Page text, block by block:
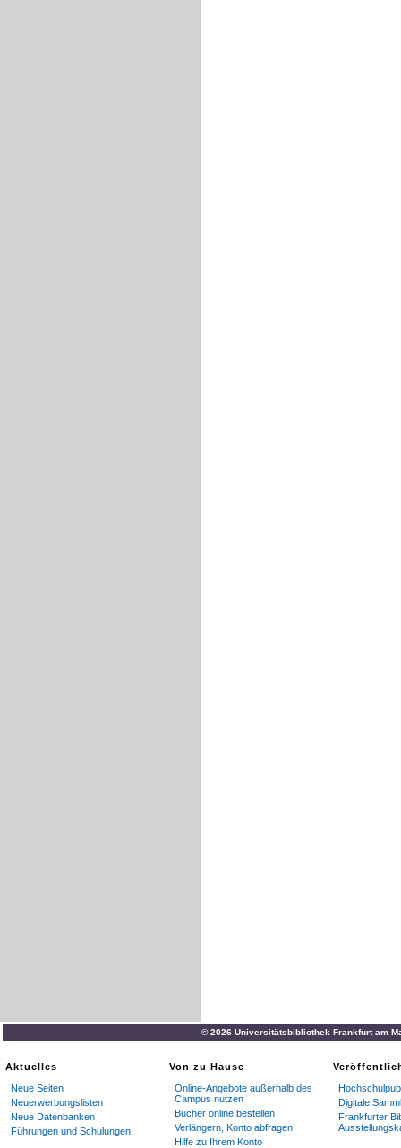
© 2026 Universitätsbibliothek Frankfurt am
Aktuelles
Neue Seiten
Neuerwerbungslisten
Neue Datenbanken
Führungen und Schulungen
Von zu Hause
Online-Angebote außerhalb des
Campus nutzen
Bücher online bestellen
Verlängern, Konto abfragen
Hilfe zu Ihrem Konto
Digitale
Frankfurter